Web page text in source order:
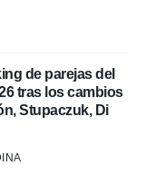
de parejas del
tras los cambios
Stupaczuk, Di